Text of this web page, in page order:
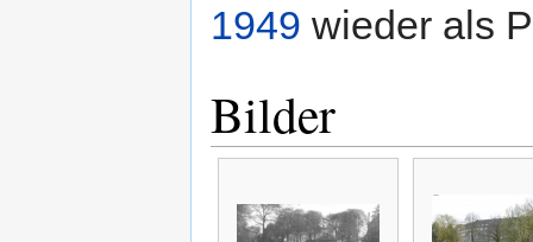
1949 wieder als
Bilder